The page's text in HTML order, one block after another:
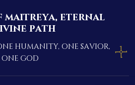
maitreya, eternal
path
humanity, one savior,
one god